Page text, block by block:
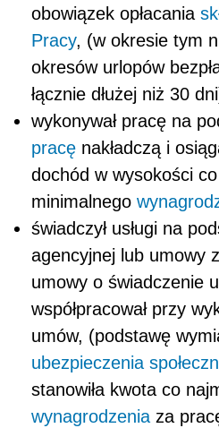
obowiązek opłacania
Pracy, (w okresie tym
okresów urlopów
łącznie dłużej niż 30
wykonywał pracę na
pracę nakładczą i
dochód w wysokości
minimalnego
świadczył usługi na
agencyjnej lub umowy
umowy o świadczenie
współpracował przy
umów, (podstawę
ubezpieczenia
stanowiła kwota co
wynagrodzenia za